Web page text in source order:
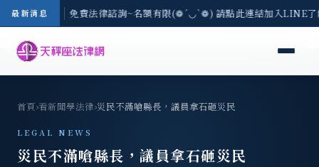
最新消息
-8/3(一) 現場免費法律諮詢~名額有限(❁´◡`❁) 請點此連結加入LINE
首頁›看新聞學法律›災民不滿嗆縣長，議員拿石砸災民
LEGAL NEWS
災民不滿嗆縣長，議員拿石砸災民